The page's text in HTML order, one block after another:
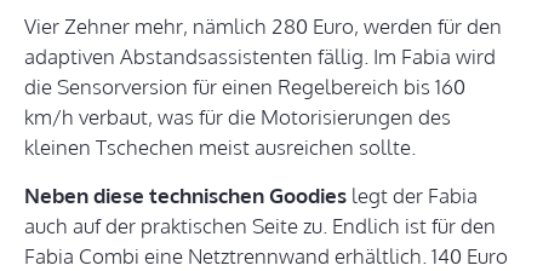
Vier Zehner mehr, nämlich 280 Euro, werden für den
adaptiven Abstandsassistenten fällig. Im Fabia wird
die Sensorversion für einen Regelbereich bis 160
km/h verbaut, was für die Motorisierungen des
kleinen Tschechen meist ausreichen sollte.
Neben diese technischen Goodies legt der Fabia
auch auf der praktischen Seite zu. Endlich ist für den
Fabia Combi eine Netztrennwand erhältlich. 140 Euro